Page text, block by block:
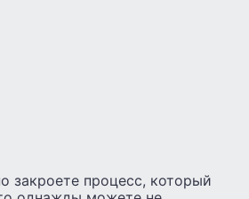
закроете процесс, который